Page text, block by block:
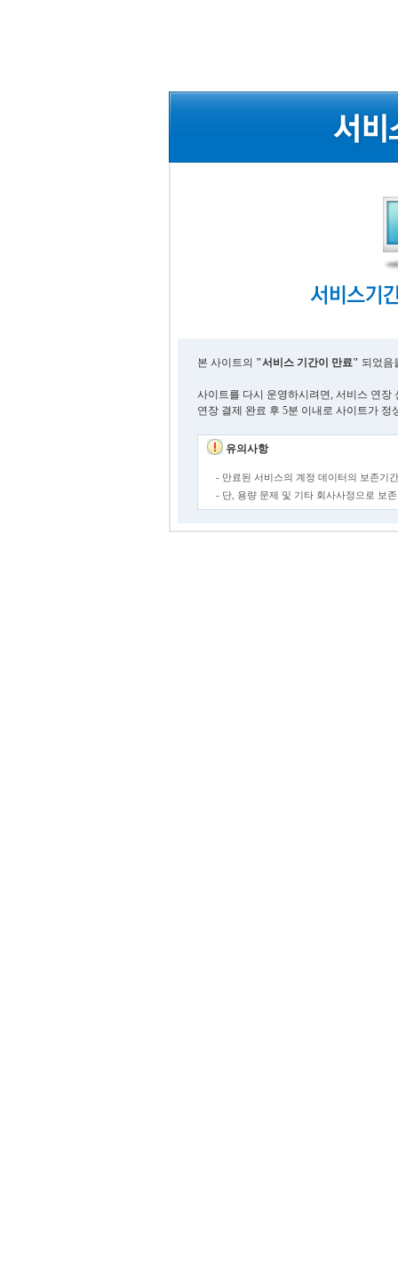
본 사이트의 "서비스 기간이 만료" 되었음
사이트를 다시 운영하시려면, 서비스 연장
연장 결제 완료 후 5분 이내로 사이트가 정
유의사항
- 만료된 서비스의 계정 데이터의 보존기
- 단, 용량 문제 및 기타 회사사정으로 보